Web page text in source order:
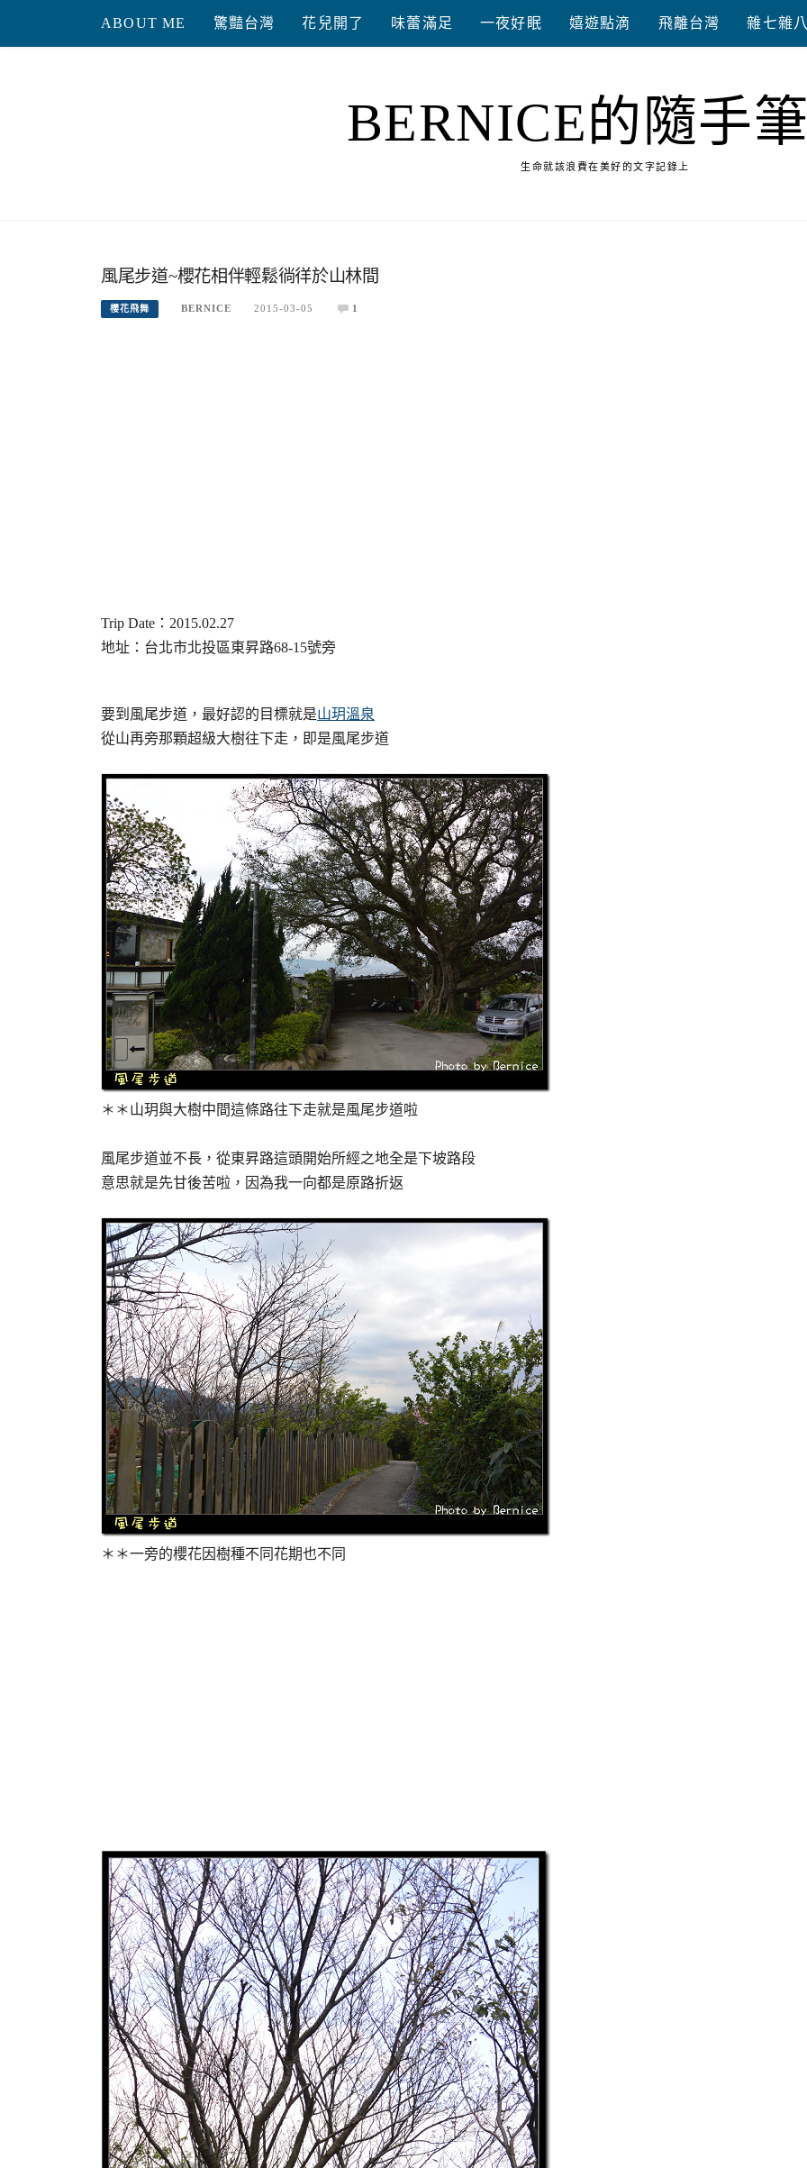
content
ABOUT ME 驚豔台灣 花兒開了 味蕾滿足 一夜好眠 嬉遊點滴 飛離台灣 雜七雜
BERNICE的隨手
生命就該浪費在美好的文字記錄上
風尾步道~櫻花相伴輕鬆徜徉於山林間
櫻花飛舞 BERNICE 2015-03-05 1
Trip Date：2015.02.27
地址：台北市北投區東昇路68-15號旁
要到風尾步道，最好認的目標就是山玥溫泉
從山再旁那顆超級大樹往下走，即是風尾步道
＊＊山玥與大樹中間這條路往下走就是風尾步道啦
風尾步道並不長，從東昇路這頭開始所經之地全是下坡路段
意思就是先甘後苦啦，因為我一向都是原路折返
＊＊一旁的櫻花因樹種不同花期也不同